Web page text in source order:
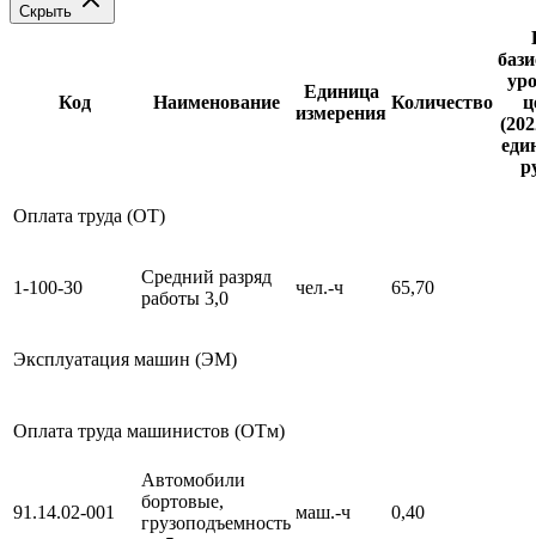
Скрыть
Код Наименование
Единица
измерения
Количество
Оплата труда (ОТ)
1-100-30
Средний разряд
работы 3,0
чел.-ч 65,70
Эксплуатация машин (ЭМ)
Оплата труда машинистов (ОТм)
91.14.02-001
Автомобили
бортовые,
грузоподъемность
маш.-ч 0,40